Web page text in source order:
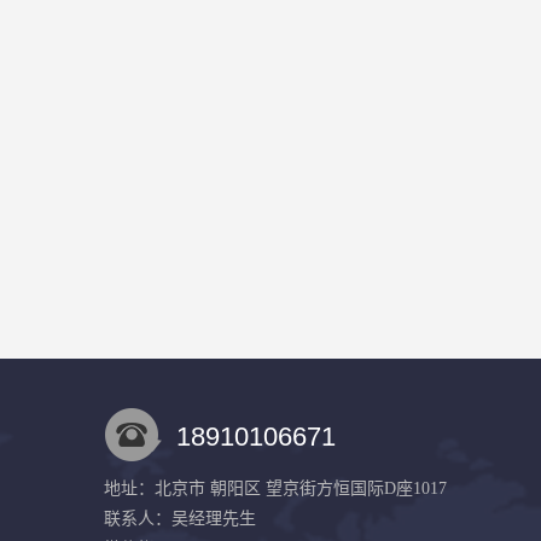
18910106671
地址：北京市 朝阳区 望京街方恒国际D座1017
联系人：吴经理先生